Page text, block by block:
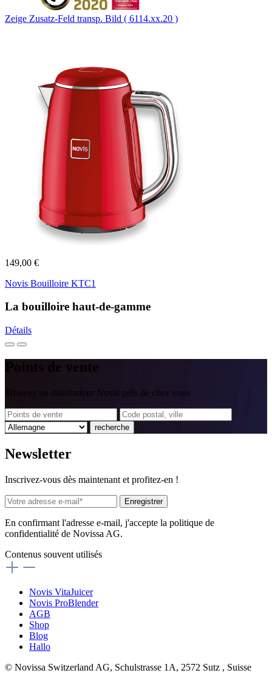
Zeige Zusatz-Feld transp. Bild ( 6114.xx.20 )
149,00 €
Novis Bouilloire KTC1
La bouilloire haut-de-gamme
Détails
Points de vente
Trouvez un distributeur Novis près de chez vous
recherche
Newsletter
Inscrivez-vous dès maintenant et profitez-en !
Enregistrer
En confirmant l'adresse e-mail, j'accepte la politique de
confidentialité de Novissa AG.
Contenus souvent utilisés
Novis VitaJuicer
Novis ProBlender
AGB
Shop
Blog
Hallo
© Novissa Switzerland AG, Schulstrasse 1A, 2572 Sutz , Suisse